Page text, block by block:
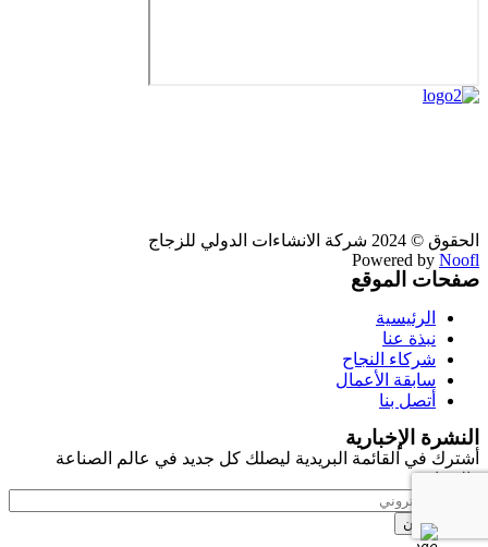
الحقوق © 2024 شركة الانشاءات الدولي للزجاج
Powered by Noofl
صفحات الموقع
الرئيسية
نبذة عنا
شركاء النجاح
سابقة الأعمال
أتصل بنا
النشرة الإخبارية
أشترك في القائمة البريدية ليصلك كل جديد في عالم الصناعة
والزجاج.